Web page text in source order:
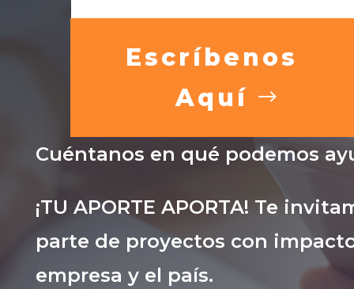
Escríbenos
Aquí
Cuéntanos en qué podemos
¡TU APORTE APORTA! Te
parte de proyectos con
empresa y el país.